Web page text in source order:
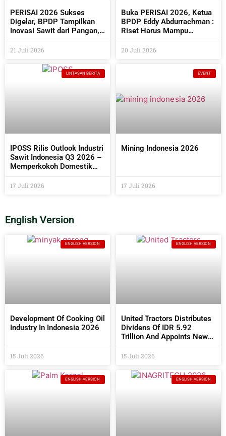
PERISAI 2026 Sukses
Digelar, BPDP Tampilkan
Inovasi Sawit dari Pangan,
Teknologi AI
21 Juli 2026
Buka PERISAI 2026, Ketua
BPDP Eddy Abdurrachman :
Riset Harus Mampu
Industri Sekaligus
20 Juli 2026
LINTASAN BERITA
IPOSS Rilis Outlook Industri
Sawit Indonesia Q3 2026 –
Memperkokoh Domestik
Global
17 Juli 2026
EVENT
Mining Indonesia 2026
17 Juli 2026
English Version
ENGLISH VERSION
Development Of Cooking Oil
Industry In Indonesia 2026
15 Juli 2026
ENGLISH VERSION
United Tractors Distributes
Dividens Of IDR 5.92
Trillion And Appoints New
Directors At The 2026 AGM
15 Juli 2026
ENGLISH VERSION ENGLISH VERSION